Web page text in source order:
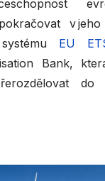
v
EU
Bank,
do